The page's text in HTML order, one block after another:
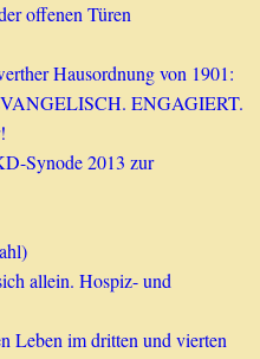
offenen Türen
Hausordnung von 1901:
ENGAGIERT.
Synode 2013 zur
allein. Hospiz- und
Leben im dritten und vierten